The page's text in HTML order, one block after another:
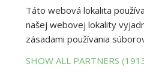
Táto webová lokalita
našej webovej lokality
zásadami používania
SHOW ALL PARTNERS